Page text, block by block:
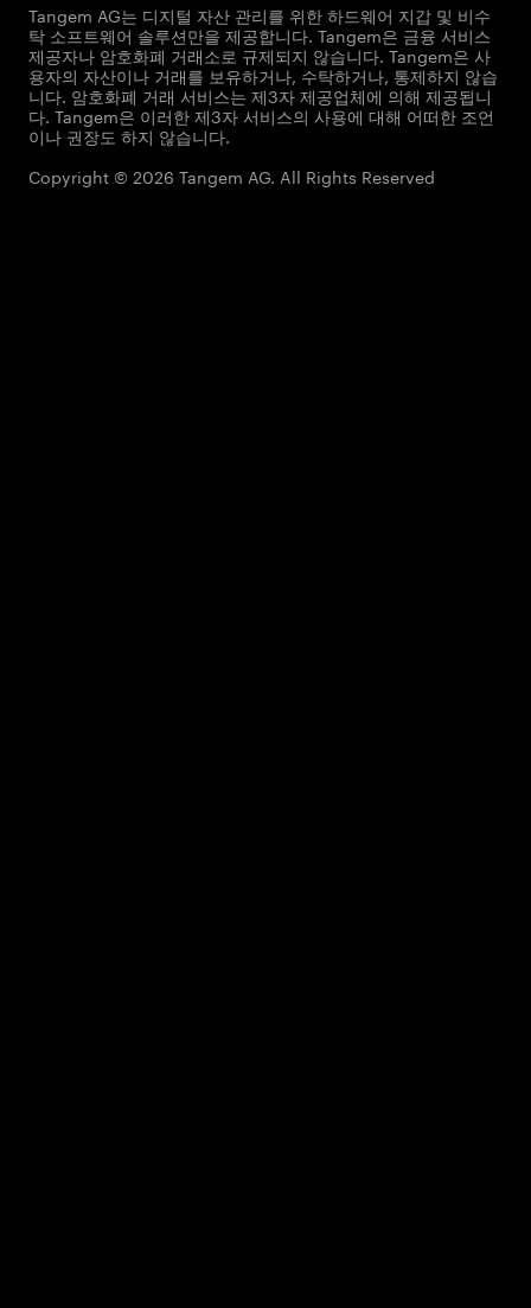
Tangem AG는 디지털 자산 관리를 위한 하드웨어 지갑 및 비수
탁 소프트웨어 솔루션만을 제공합니다. Tangem은 금융 서비스
제공자나 암호화폐 거래소로 규제되지 않습니다. Tangem은 사
용자의 자산이나 거래를 보유하거나, 수탁하거나, 통제하지 않습
니다. 암호화폐 거래 서비스는 제3자 제공업체에 의해 제공됩니
다. Tangem은 이러한 제3자 서비스의 사용에 대해 어떠한 조언
이나 권장도 하지 않습니다.